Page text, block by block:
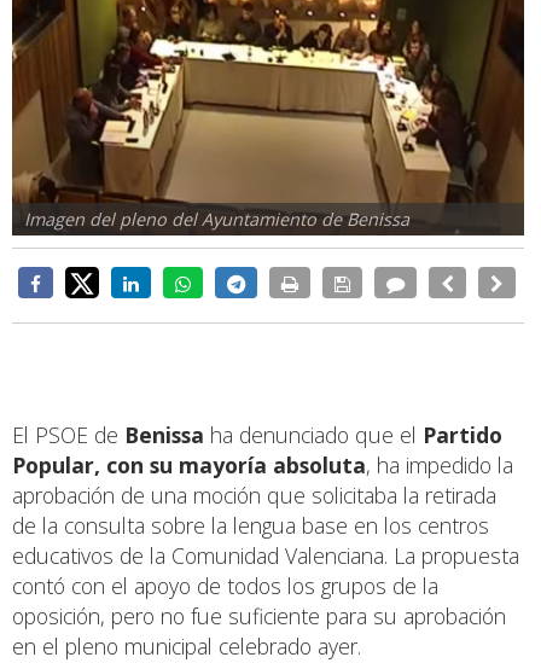
Imagen del pleno del Ayuntamiento de Benissa
El PSOE de Benissa ha denunciado que el Partido
Popular, con su mayoría absoluta, ha impedido la
aprobación de una moción que solicitaba la retirada
de la consulta sobre la lengua base en los centros
educativos de la Comunidad Valenciana. La propuesta
contó con el apoyo de todos los grupos de la
oposición, pero no fue suficiente para su aprobación
en el pleno municipal celebrado ayer.